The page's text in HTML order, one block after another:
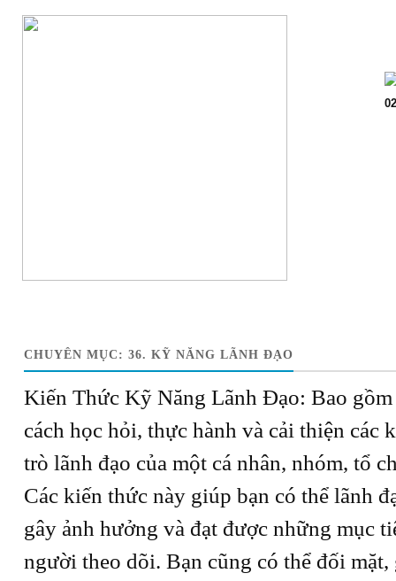
CHUYÊN MỤC: 36. KỸ NĂNG LÃNH ĐẠO
Kiến Thức Kỹ Năng Lãnh Đạo: Bao
cách học hỏi, thực hành và cải thiện các
trò lãnh đạo của một cá nhân, nhóm, tổ
Các kiến thức này giúp bạn có thể lãnh
gây ảnh hưởng và đạt được những mục
người theo dõi. Bạn cũng có thể đối